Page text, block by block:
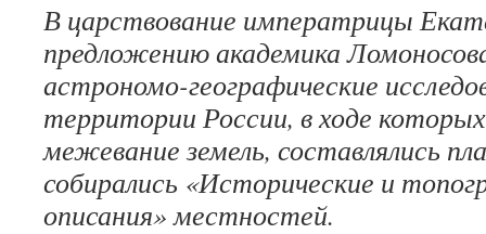
В царствование императрицы
предложению академика
астрономо-географические
территории России, в ходе
межевание земель, составлялись
собирались «Исторические и
описания» местностей.